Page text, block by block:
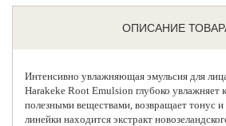
ОПИСАНИЕ
Интенсивно увлажняющая эмульсия для
Harakeke Root Emulsion глубоко увлажняет
полезными веществами, возвращает тонус
линейки находится экстракт